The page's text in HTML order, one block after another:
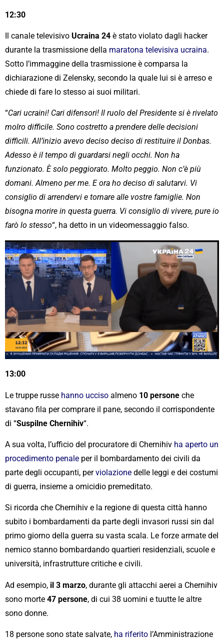
12:30
Il canale televisivo Ucraina 24 è stato violato dagli hacker
durante la trasmissione della maratona televisiva ucraina.
Sotto l’immaggine della trasmissione è comparsa la
dichiarazione di Zelensky, secondo la quale lui si è arreso e
chiede di fare lo stesso ai suoi militari.
“Cari ucraini! Cari difensori! Il ruolo del Presidente si è rivelato
molro difficile. Sono costretto a prendere delle decisioni
difficili. All’inizio avevo deciso deciso di restituire il Donbas.
Adesso è il tempo di guardarsi negli occhi. Non ha
funzionato. È solo peggiorato. Molto peggio. Non c’è più
domani. Almeno per me. E ora ho deciso di salutarvi. Vi
consiglio di arrendervi e tornare alle vostre famiglie. Non
bisogna morire in questa guerra. Vi consiglio di vivere, pure io
farò lo stesso“, ha detto in un videomessaggio falso.
13:00
Le truppe russe hanno ucciso almeno 10 persone che
stavano fila per comprare il pane, secondo il corrispondente
di “Suspilne Chernihiv“.
A sua volta, l’ufficio del procuratore di Chernihiv ha aperto un
procedimento penale per il bombardamento dei civili da
parte degli occupanti, perviolazione delle leggi e dei costumi
di guerra, insieme a omicidio premeditato.
Si ricorda che Chernihiv e la regione di questa città hanno
subito i bombardamenti da parte degli invasori russi sin dal
primo giorno della guerra su vasta scala. Le forze armate del
nemico stanno bombardando quartieri residenziali, scuole e
università, infrastrutture critiche e civili.
Ad esempio, il 3 marzo, durante gli attacchi aerei a Chernihiv
sono morte 47 persone, di cui 38 uomini e tuutte le altre
sono donne.
18 persone sono state salvate, ha riferito l’Amministrazione